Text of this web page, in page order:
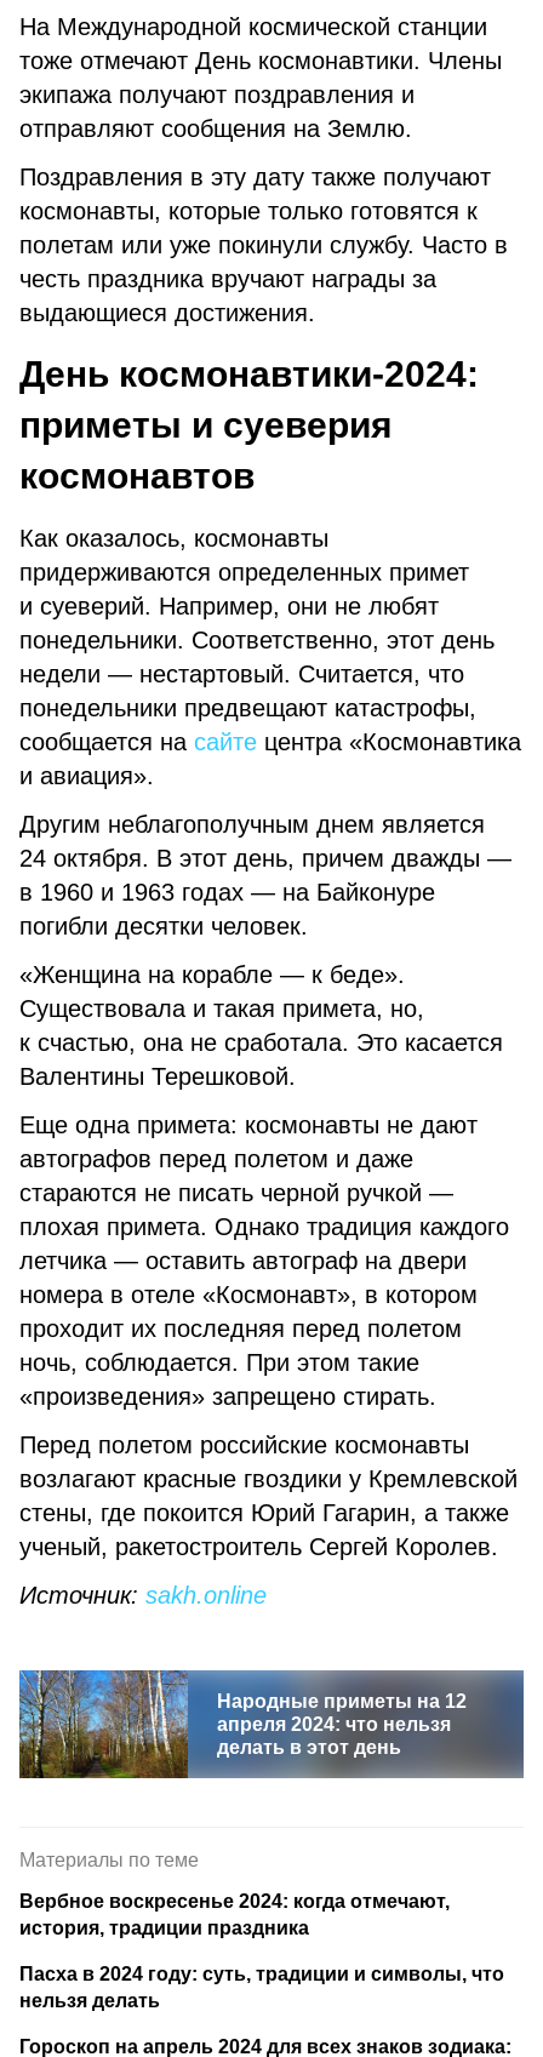
На Международной космической станции
тоже отмечают День космонавтики. Члены
экипажа получают поздравления и
отправляют сообщения на Землю.
Поздравления в эту дату также получают
космонавты, которые только готовятся к
полетам или уже покинули службу. Часто в
честь праздника вручают награды за
выдающиеся достижения.
День космонавтики-2024:
приметы и суеверия
космонавтов
Как оказалось, космонавты
придерживаются определенных примет
и суеверий. Например, они не любят
понедельники. Соответственно, этот день
недели — нестартовый. Считается, что
понедельники предвещают катастрофы,
сообщается на сайте центра «Космонавтика
и авиация».
Другим неблагополучным днем является
24 октября. В этот день, причем дважды —
в 1960 и 1963 годах — на Байконуре
погибли десятки человек.
«Женщина на корабле — к беде».
Существовала и такая примета, но,
к счастью, она не сработала. Это касается
Валентины Терешковой.
Еще одна примета: космонавты не дают
автографов перед полетом и даже
стараются не писать черной ручкой —
плохая примета. Однако традиция каждого
летчика — оставить автограф на двери
номера в отеле «Космонавт», в котором
проходит их последняя перед полетом
ночь, соблюдается. При этом такие
«произведения» запрещено стирать.
Перед полетом российские космонавты
возлагают красные гвоздики у Кремлевской
стены, где покоится Юрий Гагарин, а также
ученый, ракетостроитель Сергей Королев.
Источник: sakh.online
Народные приметы на 12
апреля 2024: что нельзя
делать в этот день
Материалы по теме
Вербное воскресенье 2024: когда отмечают,
история, традиции праздника
Пасха в 2024 году: суть, традиции и символы, что
нельзя делать
Гороскоп на апрель 2024 для всех знаков зодиака: